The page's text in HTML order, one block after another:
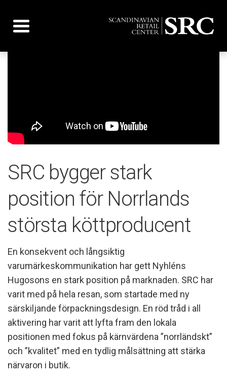
Toggle navigation
SRC bygger stark
position för Norrlands
största köttproducent
En konsekvent och långsiktig
varumärkeskommunikation har gett Nyhléns
Hugosons en stark position på marknaden. SRC har
varit med på hela resan, som startade med ny
särskiljande förpackningsdesign. En röd tråd i all
aktivering har varit att lyfta fram den lokala
positionen med fokus på kärnvärdena ”norrländskt”
och ”kvalitet” med en tydlig målsättning att stärka
närvaron i butik.